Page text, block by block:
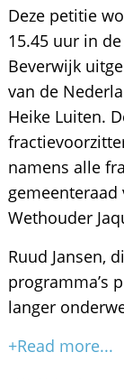
Deze petitie
15.45 uur in
Beverwijk
van de
Heike Luiten.
namens alle
Wethouder
Ruud Jansen,
programma’s
langer
+Read more...